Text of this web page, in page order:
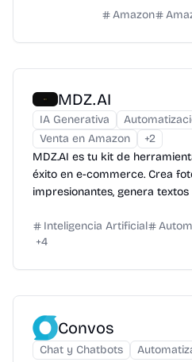
Amazon
MDZ.AI
IA Generativa
Venta en Amazon
+2
MDZ.AI es tu kit de
éxito en e-commerce. Crea
impresionantes, genera textos
Inteligencia Artificial
+4
Convos
Chat y Chatbots